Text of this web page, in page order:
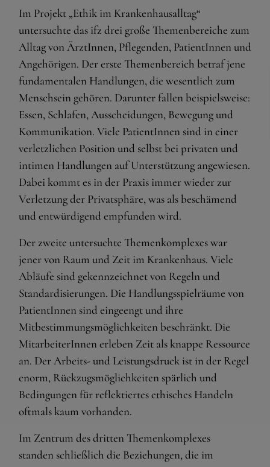
Im Projekt „Ethik im Krankenhausalltag“
untersuchte das ifz drei große Themenbereiche zum
Alltag von ÄrztInnen, Pflegenden, PatientInnen und
Angehörigen. Der erste Themenbereich betraf jene
fundamentalen Handlungen, die wesentlich zum
Menschsein gehören. Darunter fallen beispielsweise:
Essen, Schlafen, Ausscheidungen, Bewegung und
Kommunikation. Viele PatientInnen sind in einer
verletzlichen Position und selbst bei privaten und
intimen Handlungen auf Unterstützung angewiesen.
Dabei kommt es in der Praxis immer wieder zur
Verletzung der Privatsphäre, was als beschämend
und entwürdigend empfunden wird.
Der zweite untersuchte Themenkomplexes war
jener von Raum und Zeit im Krankenhaus. Viele
Abläufe sind gekennzeichnet von Regeln und
Standardisierungen. Die Handlungsspielräume von
PatientInnen sind eingeengt und ihre
Mitbestimmungsmöglichkeiten beschränkt. Die
MitarbeiterInnen erleben Zeit als knappe Ressource
an. Der Arbeits- und Leistungsdruck ist in der Regel
enorm, Rückzugsmöglichkeiten spärlich und
Bedingungen für reflektiertes ethisches Handeln
oftmals kaum vorhanden.
Im Zentrum des dritten Themenkomplexes
standen schließlich die Beziehungen, die im